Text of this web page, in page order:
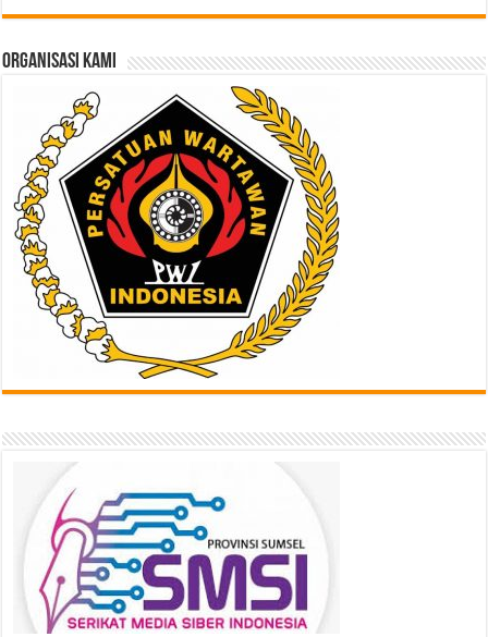
di
ORGANISASI KAMI